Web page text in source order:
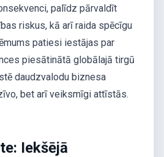
palīdz pārvaldīt
riskus, kā arī raida spēcīgu
patiesi iestājas par
piesātinātā globālajā tirgū
daudzvalodu biznesa
bet arī veiksmīgi attīstās.
Iekšējā